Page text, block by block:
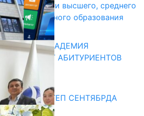
организации высшего, среднего
образования
АКАДЕМИЯ
ПРИГЛАШАЕТ АБИТУРИЕНТОВ
МЕКТЕП СЕНТЯБРДА
БЕРИЛЕТ